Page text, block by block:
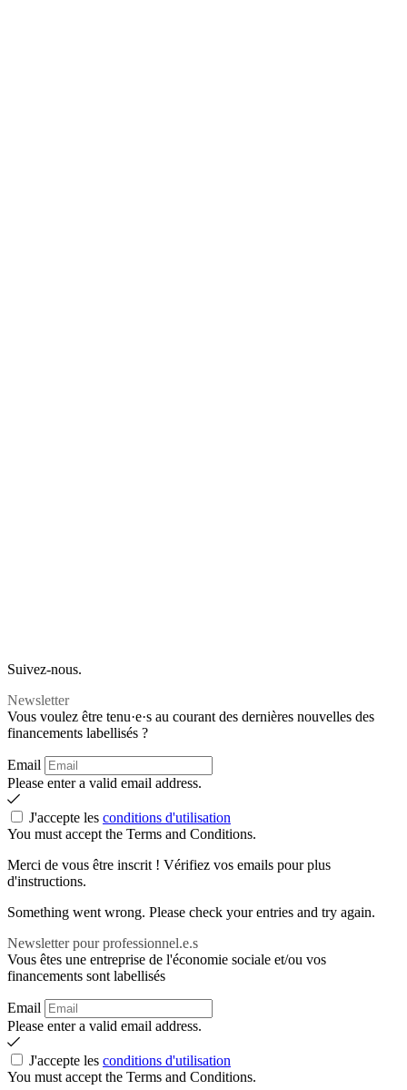
Suivez-nous.
Newsletter
Vous voulez être tenu·e·s au courant des dernières nouvelles des
financements labellisés ?
Email
Please enter a valid email address.
J'accepte les conditions d'utilisation
You must accept the Terms and Conditions.
Merci de vous être inscrit ! Vérifiez vos emails pour plus
d'instructions.
Something went wrong. Please check your entries and try again.
Newsletter pour professionnel.e.s
Vous êtes une entreprise de l'économie sociale et/ou vos
financements sont labellisés
Email
Please enter a valid email address.
J'accepte les conditions d'utilisation
You must accept the Terms and Conditions.